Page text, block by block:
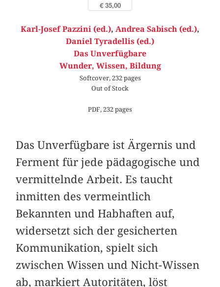
€ 35,00
Karl-Josef Pazzini (ed.), Andrea Sabisch (ed.),
Daniel Tyradellis (ed.)
Das Unverfügbare
Wunder, Wissen, Bildung
Softcover, 232 pages
Out of Stock
PDF, 232 pages
Das Unverfügbare ist Ärgernis und
Ferment für jede pädagogische und
vermittelnde Arbeit. Es taucht
inmitten des vermeintlich
Bekannten und Habhaften auf,
widersetzt sich der gesicherten
Kommunikation, spielt sich
zwischen Wissen und Nicht-Wissen
ab, markiert Autoritäten, löst